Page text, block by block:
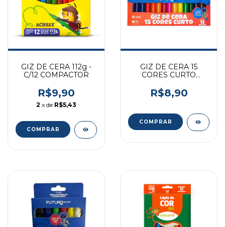
GIZ DE CERA 112g -
C/12 COMPACTOR
R$9,90
2 x de R$5,43
GIZ DE CERA 15
CORES CURTO
R$8,90